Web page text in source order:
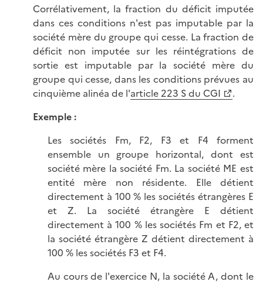
Corrélativement, la fraction du déficit imputée
dans ces conditions n'est pas imputable par la
société mère du groupe qui cesse. La fraction de
déficit non imputée sur les réintégrations de
sortie est imputable par la société mère du
groupe qui cesse, dans les conditions prévues au
cinquième alinéa de l'article 223 S du CGI
.
Exemple :
Les sociétés Fm, F2, F3 et F4 forment
ensemble un groupe horizontal, dont est
société mère la société Fm. La société ME est
entité mère non résidente. Elle détient
directement à 100 % les sociétés étrangères E
et Z. La société étrangère E détient
directement à 100 % les sociétés Fm et F2, et
la société étrangère Z détient directement à
100 % les sociétés F3 et F4.
Au cours de l'exercice N, la société A, dont le